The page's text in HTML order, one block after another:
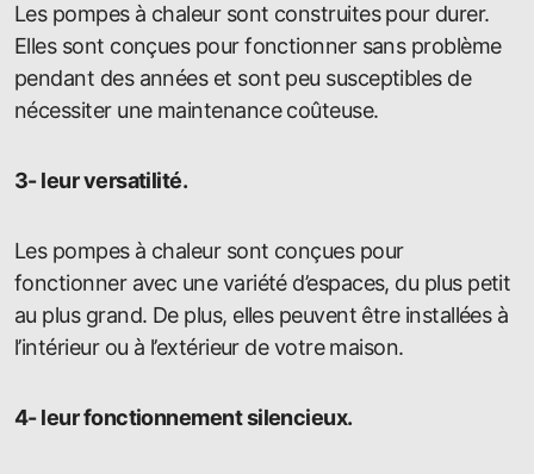
Les pompes à chaleur sont construites pour durer.
Elles sont conçues pour fonctionner sans problème
pendant des années et sont peu susceptibles de
nécessiter une maintenance coûteuse.
3- leur versatilité.
Les pompes à chaleur sont conçues pour
fonctionner avec une variété d’espaces, du plus petit
au plus grand. De plus, elles peuvent être installées à
l’intérieur ou à l’extérieur de votre maison.
4- leur fonctionnement silencieux.